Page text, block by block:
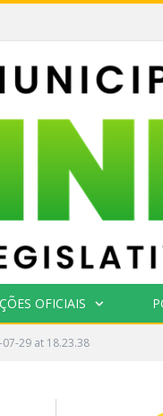
OFICIAIS
29 at 18.23.38